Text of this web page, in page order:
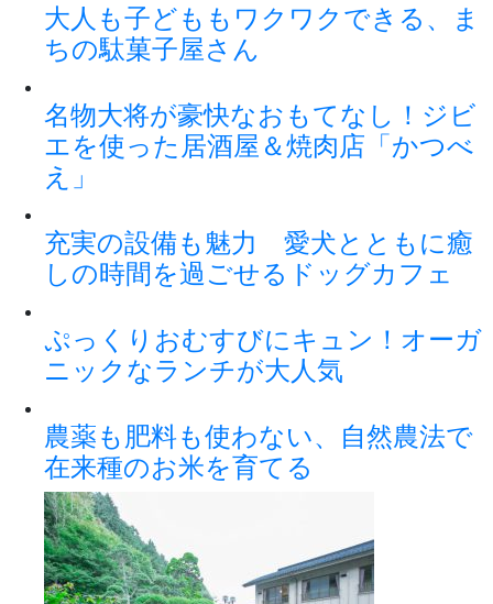
大人も子どももワクワクできる、ま
ちの駄菓子屋さん
名物大将が豪快なおもてなし！ジビ
エを使った居酒屋＆焼肉店「かつべ
え」
充実の設備も魅力 愛犬とともに癒
しの時間を過ごせるドッグカフェ
ぷっくりおむすびにキュン！オーガ
ニックなランチが大人気
農薬も肥料も使わない、自然農法で
在来種のお米を育てる